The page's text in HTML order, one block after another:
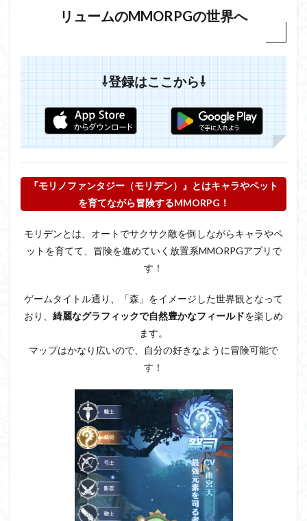
リュームのMMORPGの世界へ
⇩登録はここから⇩
『モリノファンタジー（モリデン）』とはキャラやペット
を育てながら冒険するMMORPG！
モリデンとは、オートでサクサク敵を倒しながらキャラやペ
ットを育てて、冒険を進めていく放置系MMORPGアプリで
す！
ゲームタイトル通り、「森」をイメージした世界観となって
おり、 綺麗なグラフィックで自然豊かなフィールドを楽しめ
ます。
マップはかなり広いので、自分の好きなように冒険可能で
す！